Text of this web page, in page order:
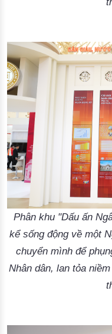
Phân khu "Dấu ấn
kể sống động về một
chuyển mình để
Nhân dân, lan tỏa